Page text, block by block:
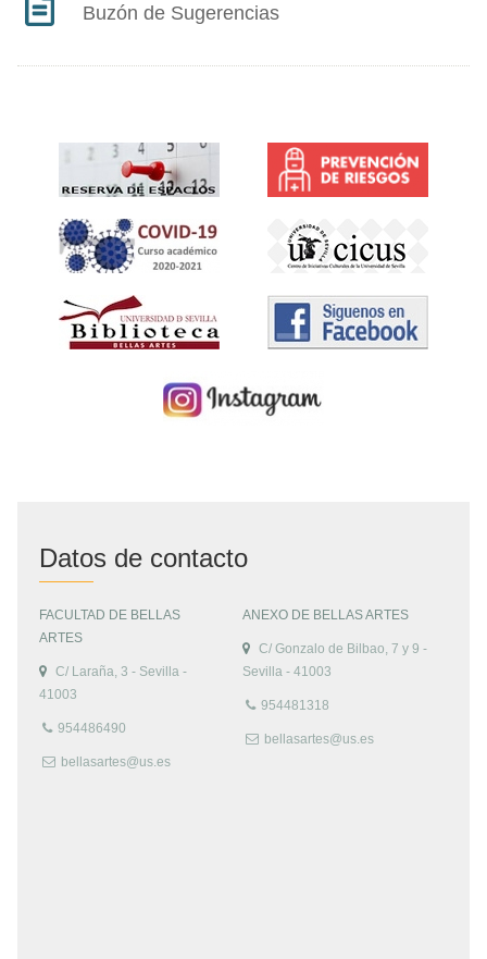
Buzón de Sugerencias
Datos de contacto
FACULTAD DE BELLAS
ARTES
C/ Laraña, 3 - Sevilla -
41003
954486490
bellasartes@us.es
ANEXO DE BELLAS ARTES
C/ Gonzalo de Bilbao, 7 y 9 -
Sevilla - 41003
954481318
bellasartes@us.es